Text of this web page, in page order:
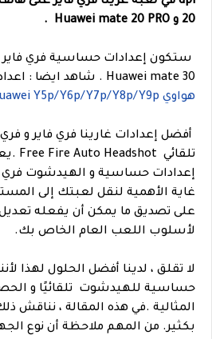
20 و
Huawei mate 20 PRO
.
ستكون إعدادات حساسية فري
Huawei mate 30 .
شاهد ايضا :
هواوي Huawei Y5p/Y6p/Y7p/Y8p/Y9p
أفضل إعدادات غارينا فري فاير و
تلقائي Free Fire Auto Headshot .
غاية الأهمية لنقل لعبتك إلى
على تصديق ما يمكن أن يفعله
لأسلوب اللعب العام الخاص بك.
لا تقلق ، لدينا أفضل الحلول لهذا
حساسية للهيدشوت تلقائيًا و
المثالية .في هذه المقالة ، نناقش
بكثير. من المهم ملاحظة أن نوع